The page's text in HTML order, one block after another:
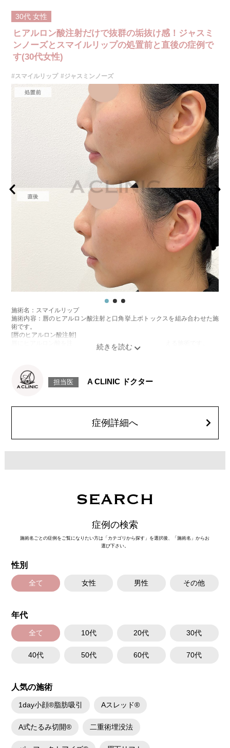
施術内容：鼻中隔を長く、人中は短く見えるよう、鼻柱（鼻中隔下部）に
ヒアルロン酸を注入し、鼻先から上唇までの距離（人中）を相対的に短く
見せる施術です。クレヴィエルコントアという、硬さと形成力に優れたヒ
アルロン酸を用います。
施術時間：約15分程
リスク、副作用：施術後に、注入部位の腫れ、発赤（赤み）、内出血、圧
痛、突っ張るような違和感などが一時的に生じることがあります。また、
閉塞）などの重篤な副作用が報告されています。施術後1〜2週間は、注入
部位を強くこする・圧迫するなどのマッサージや刺激は避けてください。
費用：131,800円(税込)
オプション：表面麻酔 3,300円(税込) 笑気麻酔 3,300円(税込)
30代 女性
ヒアルロン酸注射だけで抜群の垢抜け感！ジャスミ
ンノーズとスマイルリップの処置前と直後の症例で
す(30代女性)
#スマイルリップ #ジャスミンノーズ
施術名：スマイルリップ
施術内容：唇のヒアルロン酸注射と口角挙上ボトックスを組み合わせた施
術です。
[唇のヒアルロン酸注射]
唇にヒアルロン酸を注入し、ボリュームやバランスを整える施術です。
施術時間：約15～20分程
リスク、副作用：腫れ、赤み、内出血、痛み、突っ張り感などが生じるこ
ほどお控えください。ボトックス注入後は男性は3か月、女性は2か月避妊
費用：レスチレン 68,900円(税込)
オプション：表面麻酔 3,300円(税込) 笑気麻酔 3,300円(税込)
はかかりません。使用するのは、高密度で硬さと形成力に優れた「クレヴ
とがございます。また、稀にアレルギー、細菌感染症、血管閉塞などが生
じることがございます。注入箇所を強く刺激するようなマッサージは1〜2
費用：217,800円(税込)
オプション：表面麻酔 3,300円(税込) 笑気麻酔 3,300円(税込)
担当医 A CLINIC ドクター
症例詳細へ
SEARCH
症例の検索
施術名ごとの症例をご覧になりたい方は「カテゴリから探す」を選択後、「施術名」からお
選び下さい。
性別
全て 女性 男性 その他
年代
全て 10代 20代 30代
40代 50代 60代 70代
人気の施術
1day小顔®脂肪吸引 Aスレッド®
A式たるみ切開® 二重術埋没法